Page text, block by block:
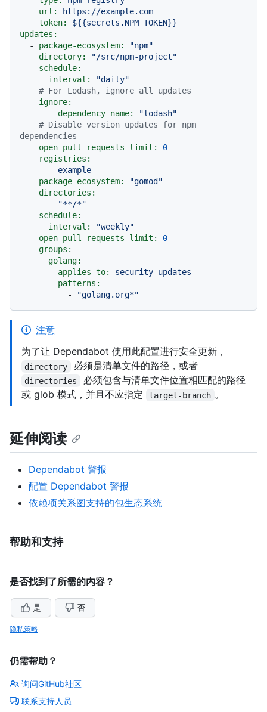
url:
https://example.com
token:
${{secrets.NPM_TOKEN}}
updates:
-
package-ecosystem:
"npm"
directory:
"/src/npm-project"
schedule:
interval:
"daily"
# For Lodash, ignore all updates
ignore:
-
dependency-name:
"lodash"
# Disable version updates for npm
dependencies
open-pull-requests-limit:
0
registries:
-
example
-
package-ecosystem:
"gomod"
directories:
-
"**/*"
schedule:
interval:
"weekly"
open-pull-requests-limit:
0
groups:
golang:
applies-to:
security-updates
patterns:
-
"golang.org*"
注意
为了让 Dependabot 使用此配置进行安全更新，
directory 必须是清单文件的路径，或者
directories
必须包含与清单文件位置相匹配的路径
或 glob 模式，并且不应指定
target-branch 。
延伸阅读
Dependabot 警报
配置 Dependabot 警报
依赖项关系图支持的包生态系统
帮助和支持
是否找到了所需的内容？
是 否
隐私策略
仍需帮助？
询问GitHub社区
联系支持人员